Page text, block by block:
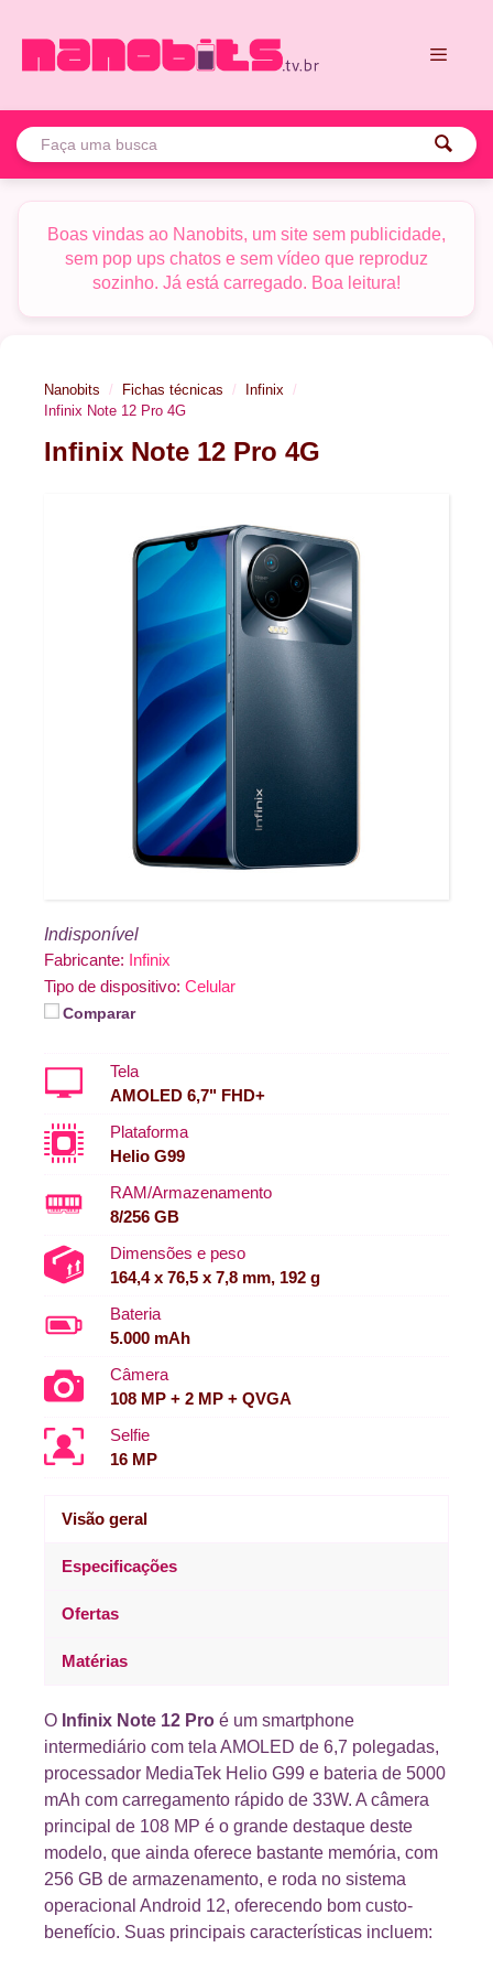
para
Boas vindas ao Nanobits, um site sem publicidade,
sem pop ups chatos e sem vídeo que reproduz
sozinho. Já está carregado. Boa leitura!
Nanobits Fichas técnicas
Infinix
Infinix Note 12 Pro 4G
Infinix Note 12 Pro 4G
Indisponível
Fabricante: Infinix
Tipo de dispositivo: Celular
Comparar
Tela
AMOLED 6,7" FHD+
Plataforma
Helio G99
RAM/Armazenamento
8/256 GB
Dimensões e peso
164,4 x 76,5 x 7,8 mm, 192 g
Bateria
5.000 mAh
Câmera
108 MP + 2 MP + QVGA
Selfie
16 MP
Visão geral
Especificações
Ofertas
Matérias
O Infinix Note 12 Pro é um smartphone
intermediário com tela AMOLED de 6,7 polegadas,
processador MediaTek Helio G99 e bateria de 5000
mAh com carregamento rápido de 33W. A câmera
principal de 108 MP é o grande destaque deste
modelo, que ainda oferece bastante memória, com
256 GB de armazenamento, e roda no sistema
operacional Android 12, oferecendo bom custo-
benefício. Suas principais características incluem: